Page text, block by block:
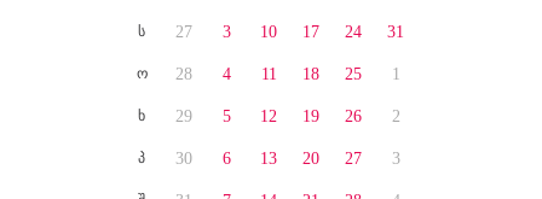
ს
ო
ხ
პ
27
28
29
30
3
4
5
6
10
11
12
13
17
18
19
20
24
25
26
27
31
1
2
3